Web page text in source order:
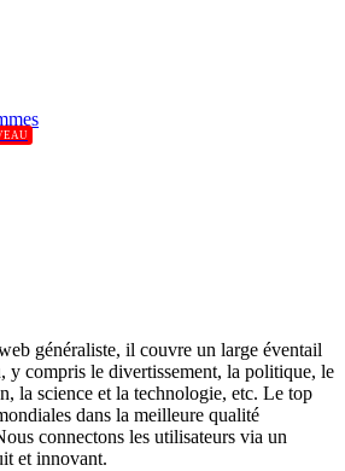
généraliste, il couvre un large éventail
y compris le divertissement, la politique, le
la science et la technologie, etc. Le top
dans la meilleure qualité
connectons les utilisateurs via un
et innovant.